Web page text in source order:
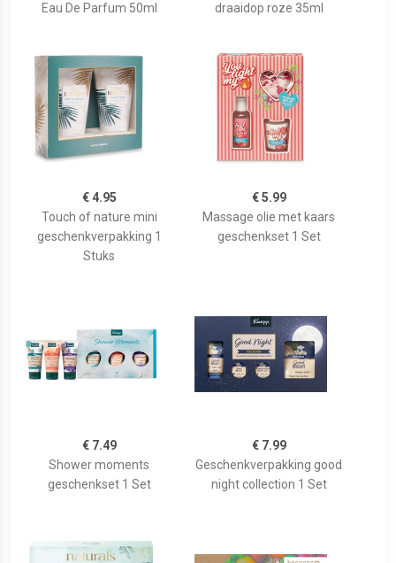
Eau De Parfum 50ml
draaidop roze 35ml
€ 4.95
Touch of nature mini
geschenkverpakking 1
Stuks
€ 5.99
Massage olie met kaars
geschenkset 1 Set
€ 7.49
Shower moments
geschenkset 1 Set
€ 7.99
Geschenkverpakking good
night collection 1 Set